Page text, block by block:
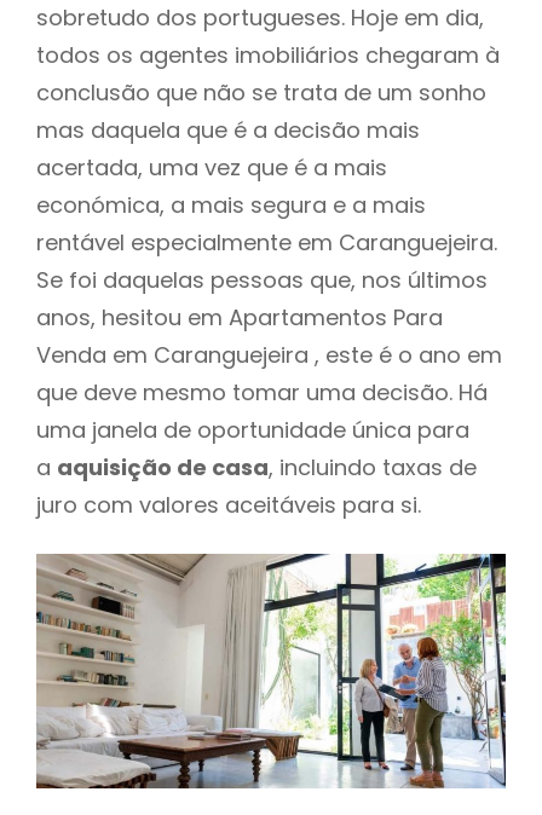
sobretudo dos portugueses. Hoje em dia,
todos os agentes imobiliários chegaram à
conclusão que não se trata de um sonho
mas daquela que é a decisão mais
acertada, uma vez que é a mais
económica, a mais segura e a mais
rentável especialmente em Caranguejeira.
Se foi daquelas pessoas que, nos últimos
anos, hesitou em Apartamentos Para
Venda em Caranguejeira , este é o ano em
que deve mesmo tomar uma decisão. Há
uma janela de oportunidade única para
a aquisição de casa, incluindo taxas de
juro com valores aceitáveis para si.